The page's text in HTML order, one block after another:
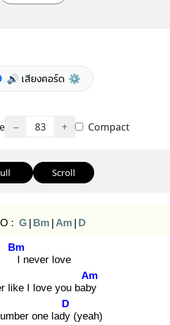
🔊 เสียงคอร์ด ⚙️
− 83 + Compact
Scroll
: G | Bm | Am | D
I
Bm
never love
like I love you baby
Am
one lady
D
(yeah)